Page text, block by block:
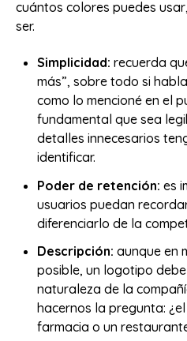
cuántos colores puedes
ser.
Simplicidad: recuerda
más”, sobre todo si
como lo mencioné en el
fundamental que sea
detalles innecesarios
identificar.
Poder de retención: es
usuarios puedan
diferenciarlo de la
Descripción: aunque en
posible, un logotipo
naturaleza de la
hacernos la pregunta:
farmacia o un